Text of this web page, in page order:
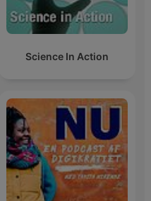
Science In Action